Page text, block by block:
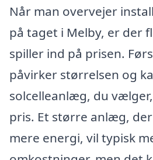
Når man overvejer
på taget i Melby, er der
spiller ind på prisen.
påvirker størrelsen og
solcelleanlæg, du
pris. Et større anlæg,
mere energi, vil typisk